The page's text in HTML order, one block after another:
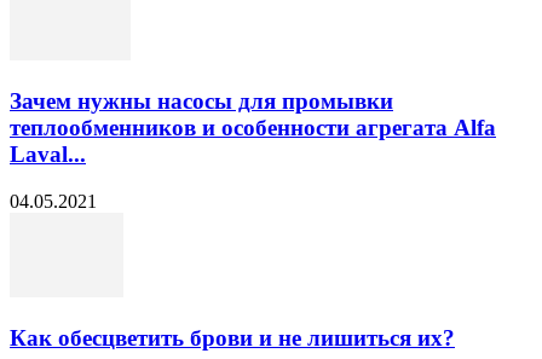
Зачем нужны насосы для промывки
теплообменников и особенности агрегата Alfa
Laval...
04.05.2021
Как обесцветить брови и не лишиться их?